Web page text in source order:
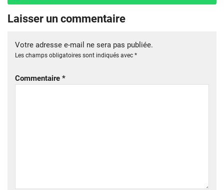
Laisser un commentaire
Votre adresse e-mail ne sera pas publiée.
Les champs obligatoires sont indiqués avec *
Commentaire *